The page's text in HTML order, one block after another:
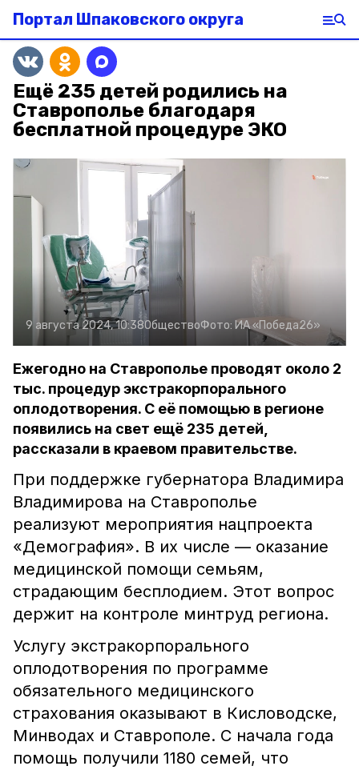
Портал Шпаковского округа
Ещё 235 детей родились на
Ставрополье благодаря
бесплатной процедуре ЭКО
9 августа 2024, 10:38ОбществоФото: ИА «Победа26»
Ежегодно на Ставрополье проводят около 2
тыс. процедур экстракорпорального
оплодотворения. С её помощью в регионе
появились на свет ещё 235 детей,
рассказали в краевом правительстве.
При поддержке губернатора Владимира
Владимирова на Ставрополье
реализуют мероприятия нацпроекта
«Демография». В их числе — оказание
медицинской помощи семьям,
страдающим бесплодием. Этот вопрос
держит на контроле минтруд региона.
Услугу экстракорпорального
оплодотворения по программе
обязательного медицинского
страхования оказывают в Кисловодске,
Минводах и Ставрополе. С начала года
помощь получили 1180 семей, что